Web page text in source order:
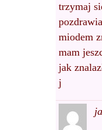
trzymaj
miodem
mam
jak
j